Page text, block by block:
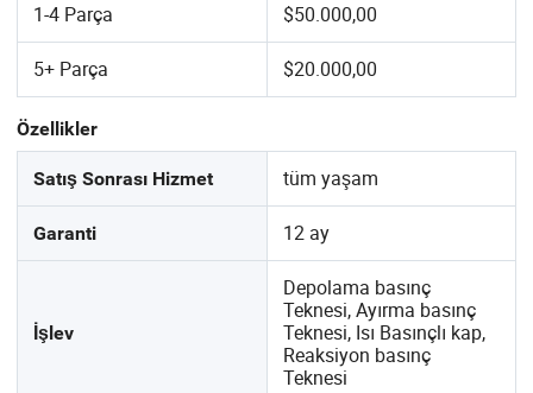
1-4 Parça $50.000,00
5+ Parça $20.000,00
Özellikler
Satış Sonrası Hizmet tüm yaşam
Garanti 12 ay
İşlev
Depolama basınç
Teknesi, Ayırma basınç
Teknesi, Isı Basınçlı kap,
Reaksiyon basınç
Teknesi